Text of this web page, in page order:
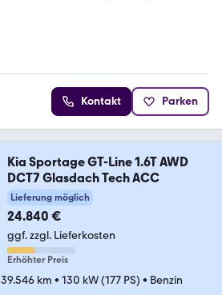
Kontakt Parken
Kia Sportage GT-Line 1.6T AWD
DCT7 Glasdach Tech ACC
Lieferung möglich
24.840 €
ggf. zzgl. Lieferkosten
Erhöhter Preis
39.546 km • 130 kW (177 PS) • Benzin